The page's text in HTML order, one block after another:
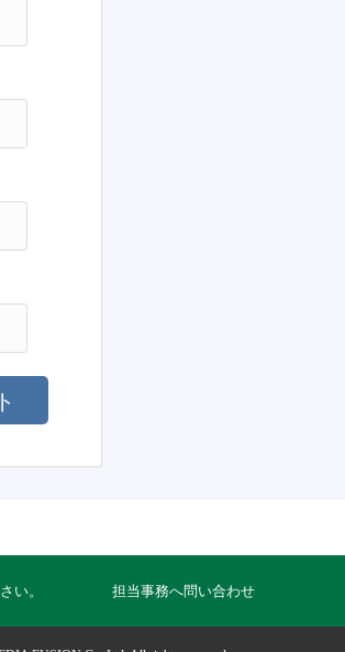
い。 担当事務へ問い合わせ